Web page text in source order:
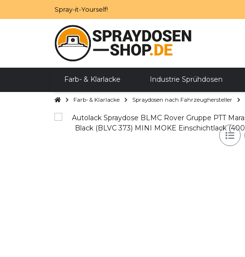
Spray-it-Yourself!
Farb- & Klarlacke Industrie Sprühdosen
Zubehör SALE
Farb- & Klarlacke Spraydosen nach Fahrzeughersteller